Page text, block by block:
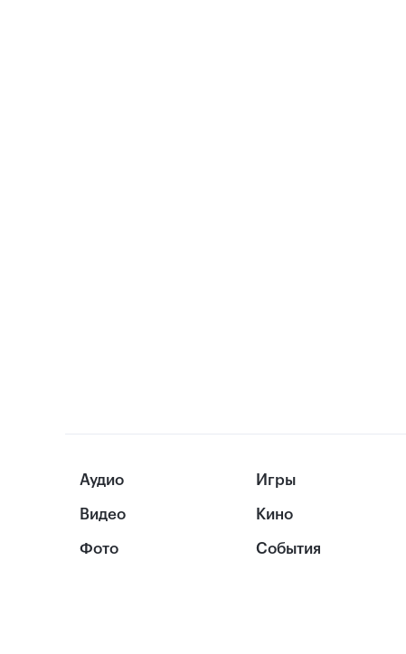
Аудио
Видео
Фото
Игры
Кино
События